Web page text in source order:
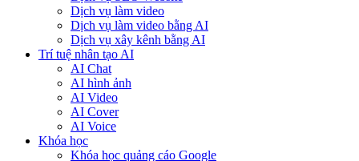
Dịch vụ làm video
Dịch vụ làm video bằng AI
Dịch vụ xây kênh bằng AI
Trí tuệ nhân tạo AI
AI Chat
AI hình ảnh
AI Video
AI Cover
AI Voice
Khóa học
Khóa học quảng cáo Google